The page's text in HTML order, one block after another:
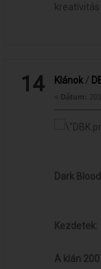
14 Klánok /
« Dátum:
Dark
Kezdetek:
A klán